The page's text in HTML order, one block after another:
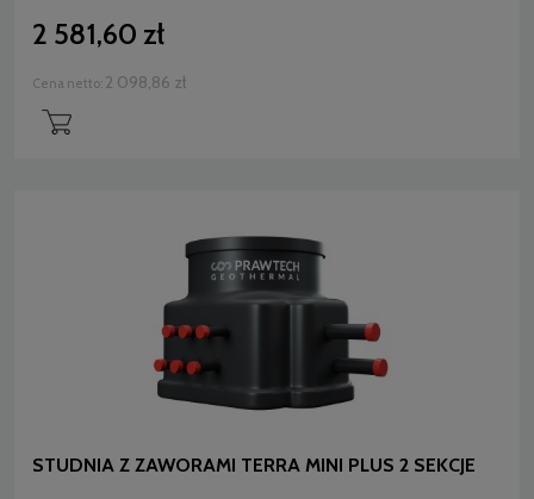
2 581,60 zł
Cena netto: 2 098,86 zł
STUDNIA Z ZAWORAMI TERRA MINI PLUS 2 SEKCJE